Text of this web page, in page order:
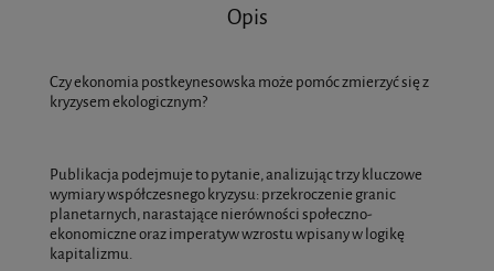
Opis
Czy ekonomia postkeynesowska może pomóc zmierzyć się z
kryzysem ekologicznym?
Publikacja podejmuje to pytanie, analizując trzy kluczowe
wymiary współczesnego kryzysu: przekroczenie granic
planetarnych, narastające nierówności społeczno-
ekonomiczne oraz imperatyw wzrostu wpisany w logikę
kapitalizmu.